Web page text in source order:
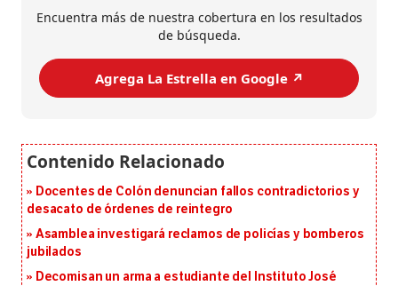
Encuentra más de nuestra cobertura en los resultados
de búsqueda.
Agrega La Estrella en Google ↗️
Docentes de Colón denuncian fallos contradictorios y
desacato de órdenes de reintegro
Asamblea investigará reclamos de policías y bomberos
jubilados
Decomisan un arma a estudiante del Instituto José